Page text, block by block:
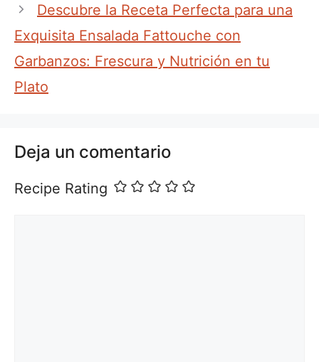
Descubre la Receta Perfecta para una
Exquisita Ensalada Fattouche con
Garbanzos: Frescura y Nutrición en tu
Plato
Deja un comentario
Recipe Rating